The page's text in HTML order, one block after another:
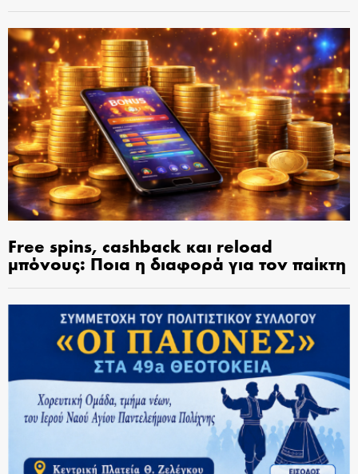
Free spins, cashback και reload
μπόνους: Ποια η διαφορά για τον παίκτη